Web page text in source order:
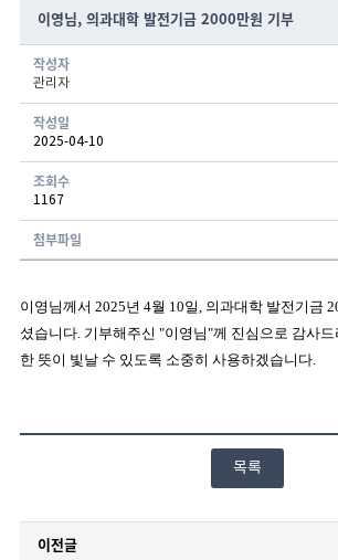
이영님, 의과대학 발전기금 2000만원 기부
작성자
관리자
작성일
2025-04-10
조회수
1167
첨부파일
이영님께서 2025년 4월 10일, 의과대학 발전기금
셨습니다. 기부해주신 "이영님"께 진심으로 감사드
한 뜻이 빛날 수 있도록 소중히 사용하겠습니다.
목록
이전글